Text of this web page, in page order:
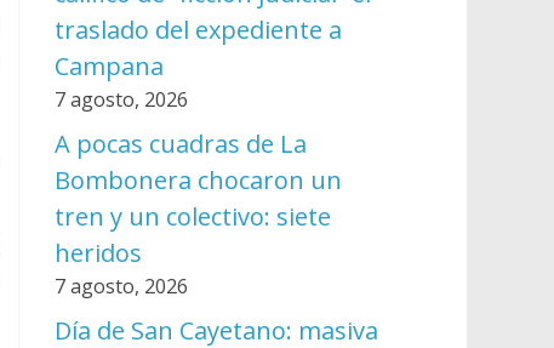
traslado del expediente a
Campana
7 agosto, 2026
A pocas cuadras de La
Bombonera chocaron un
tren y un colectivo: siete
heridos
7 agosto, 2026
Día de San Cayetano: masiva